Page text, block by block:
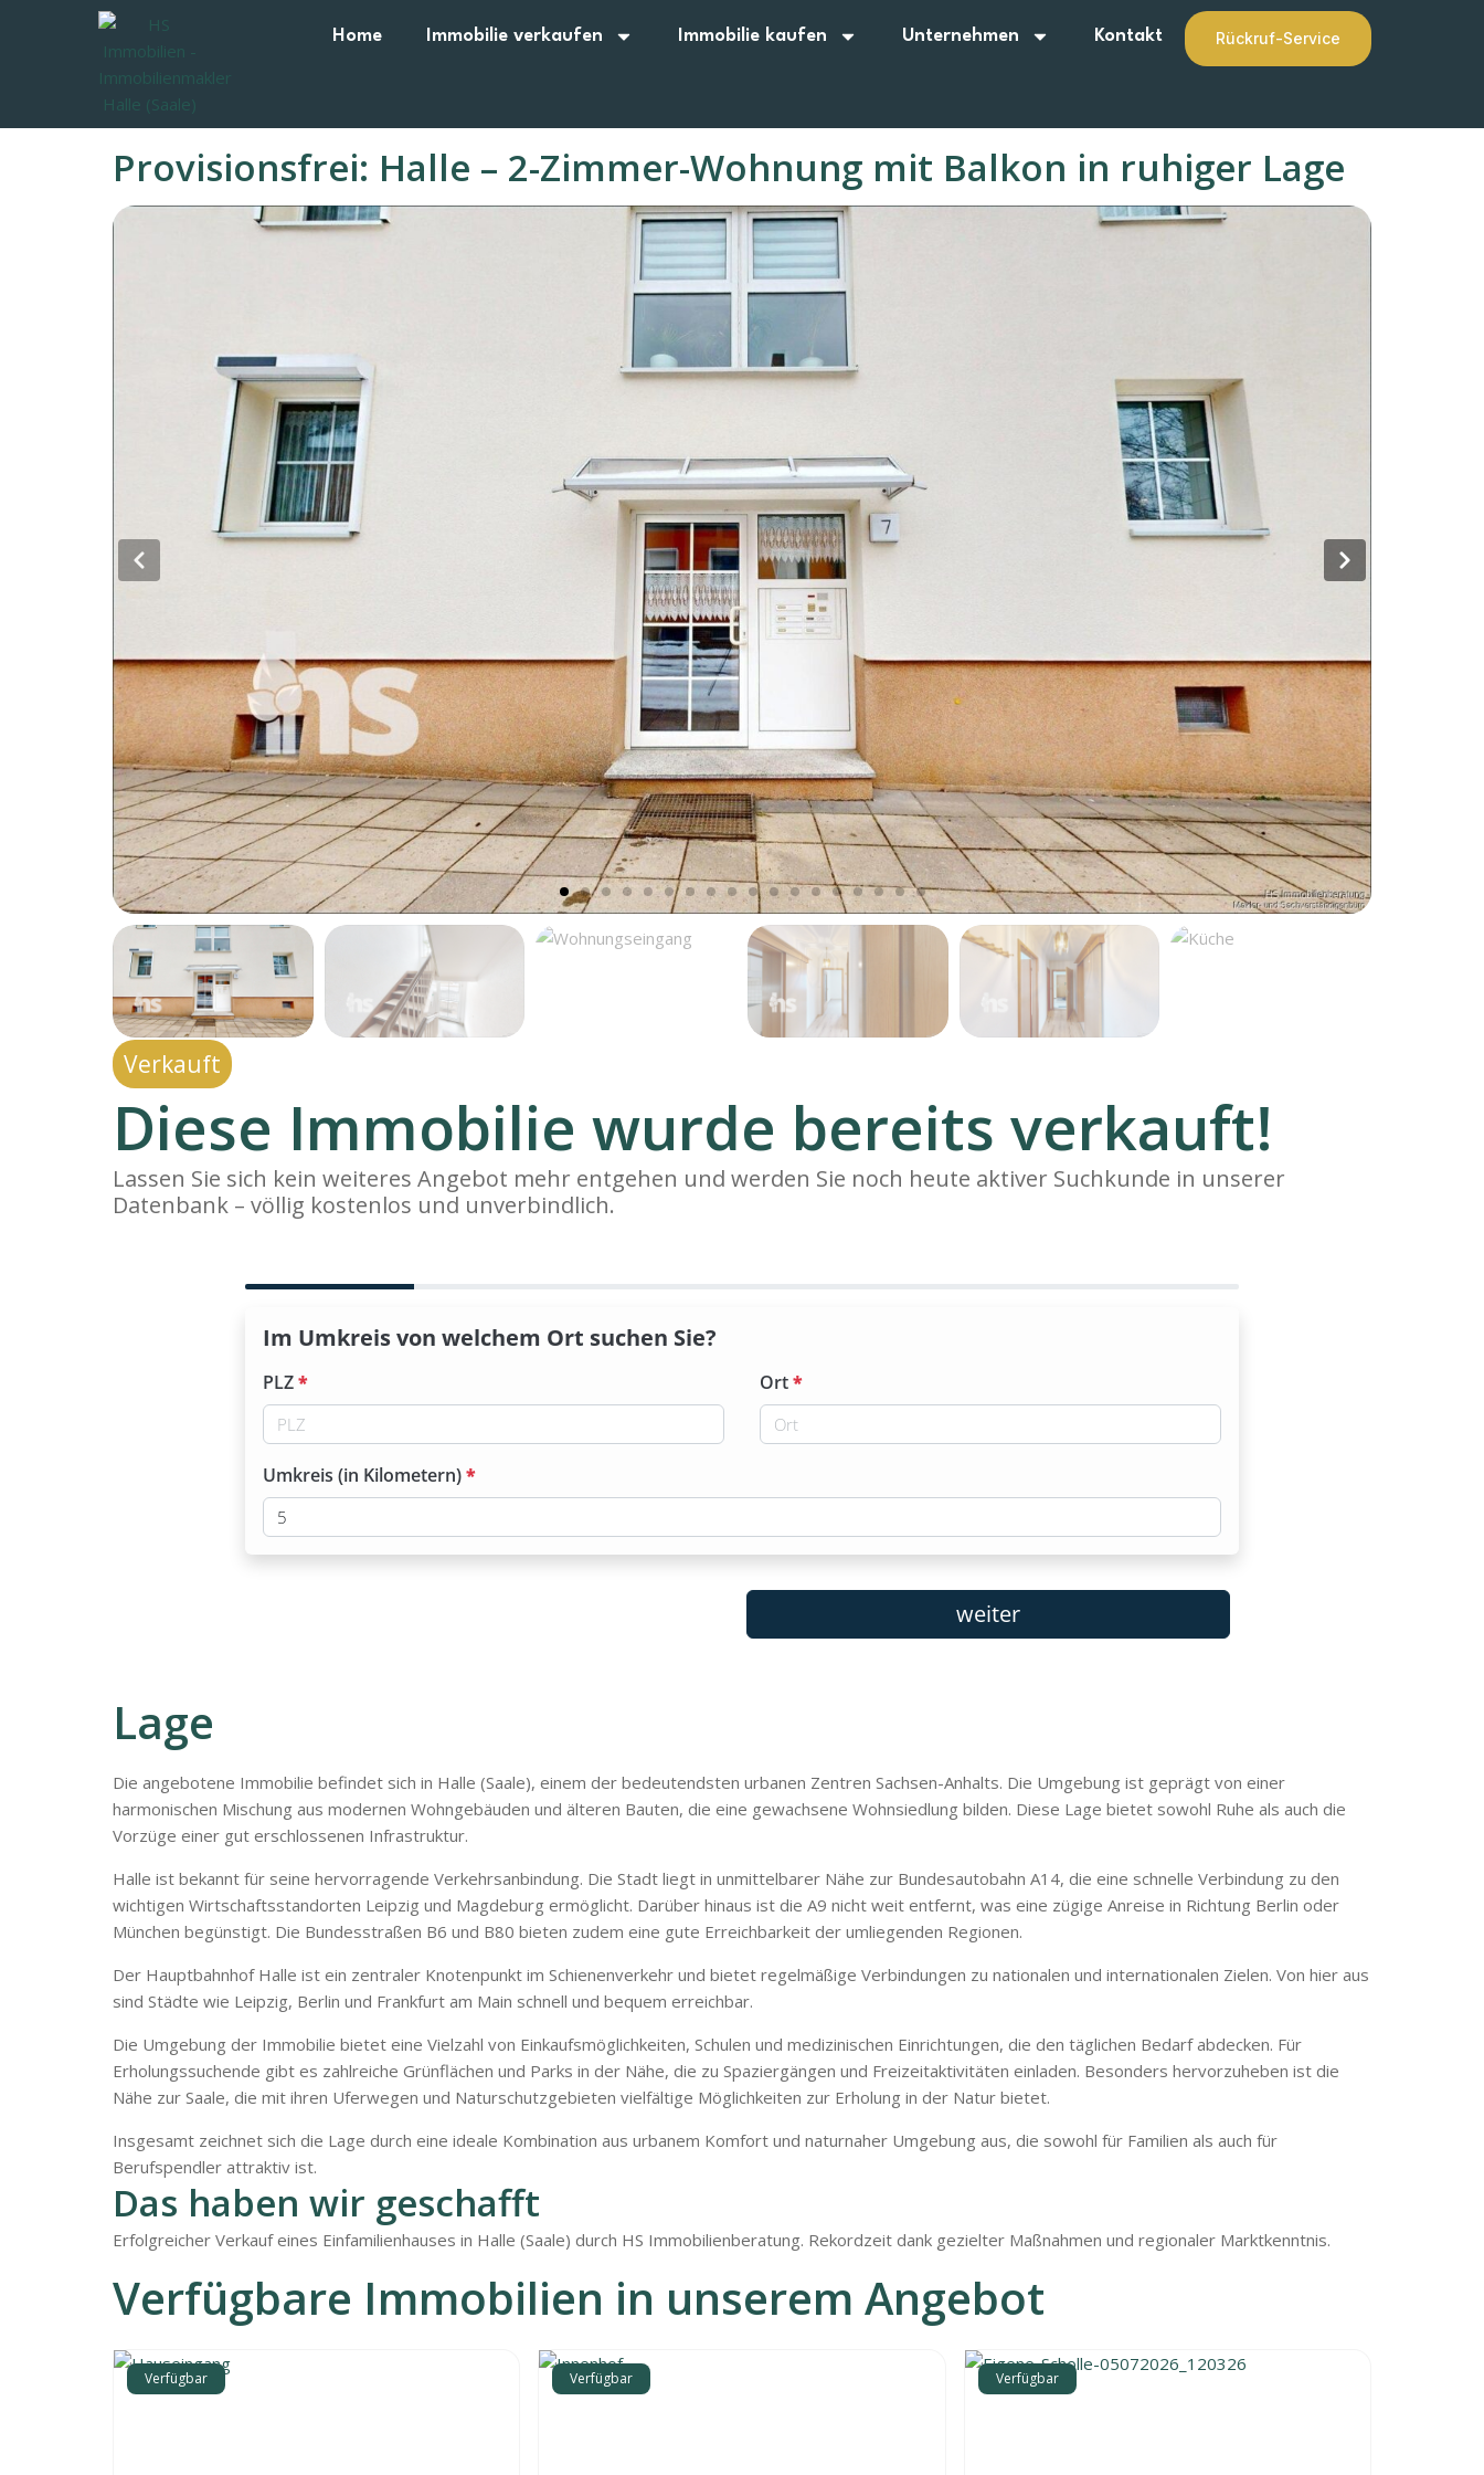
Home Immobilie verkaufen Immobilie kaufen Unternehmen Kontakt Rückruf-Service
Provisionsfrei: Halle – 2-Zimmer-Wohnung mit Balkon in ruhiger Lage
Verkauft
Diese Immobilie wurde bereits verkauft!
Lassen Sie sich kein weiteres Angebot mehr entgehen und werden Sie noch heute aktiver Suchkunde in unserer
Datenbank – völlig kostenlos und unverbindlich.
Lage
Die angebotene Immobilie befindet sich in Halle (Saale), einem der bedeutendsten urbanen Zentren Sachsen-Anhalts. Die Umgebung ist geprägt von einer
harmonischen Mischung aus modernen Wohngebäuden und älteren Bauten, die eine gewachsene Wohnsiedlung bilden. Diese Lage bietet sowohl Ruhe als auch die
Vorzüge einer gut erschlossenen Infrastruktur.
Halle ist bekannt für seine hervorragende Verkehrsanbindung. Die Stadt liegt in unmittelbarer Nähe zur Bundesautobahn A14, die eine schnelle Verbindung zu den
wichtigen Wirtschaftsstandorten Leipzig und Magdeburg ermöglicht. Darüber hinaus ist die A9 nicht weit entfernt, was eine zügige Anreise in Richtung Berlin oder
München begünstigt. Die Bundesstraßen B6 und B80 bieten zudem eine gute Erreichbarkeit der umliegenden Regionen.
Der Hauptbahnhof Halle ist ein zentraler Knotenpunkt im Schienenverkehr und bietet regelmäßige Verbindungen zu nationalen und internationalen Zielen. Von hier aus
sind Städte wie Leipzig, Berlin und Frankfurt am Main schnell und bequem erreichbar.
Die Umgebung der Immobilie bietet eine Vielzahl von Einkaufsmöglichkeiten, Schulen und medizinischen Einrichtungen, die den täglichen Bedarf abdecken. Für
Erholungssuchende gibt es zahlreiche Grünflächen und Parks in der Nähe, die zu Spaziergängen und Freizeitaktivitäten einladen. Besonders hervorzuheben ist die
Nähe zur Saale, die mit ihren Uferwegen und Naturschutzgebieten vielfältige Möglichkeiten zur Erholung in der Natur bietet.
Insgesamt zeichnet sich die Lage durch eine ideale Kombination aus urbanem Komfort und naturnaher Umgebung aus, die sowohl für Familien als auch für
Berufspendler attraktiv ist.
Das haben wir geschafft
Erfolgreicher Verkauf eines Einfamilienhauses in Halle (Saale) durch HS Immobilienberatung. Rekordzeit dank gezielter Maßnahmen und regionaler Marktkenntnis.
Verfügbare Immobilien in unserem Angebot
Verfügbar Verfügbar Verfügbar